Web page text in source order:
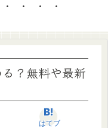
？無料や最新
はてブ